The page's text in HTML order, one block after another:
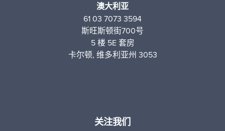
澳大利亚
61 03 7073 3594
斯旺斯顿街700号
5 楼 5E 套房
卡尔顿, 维多利亚州 3053
关注我们